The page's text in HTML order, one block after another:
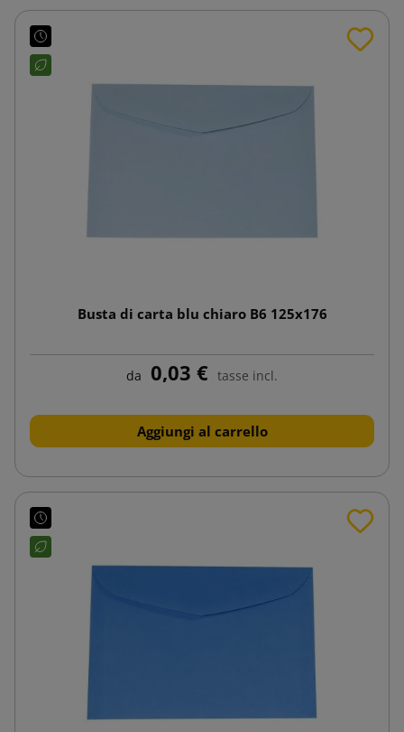
Busta di carta blu chiaro B6 125x176
da 0,03 € tasse incl.
Aggiungi al carrello